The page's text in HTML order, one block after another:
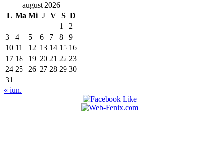
august 2026
L Ma Mi J V S D
1
2
3
4 5 6 7 8
9
10 11 12 13 14 15 16
17 18 19 20 21 22 23
24 25 26 27 28 29 30
31
« iun.